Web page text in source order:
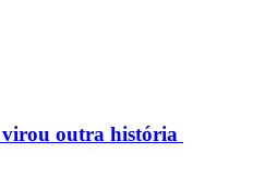
virou outra história